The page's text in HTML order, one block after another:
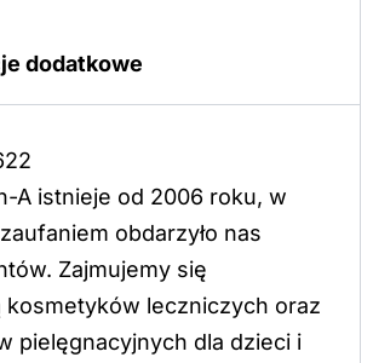
dodatkowe
A istnieje od 2006 roku, w
obdarzyło nas
Zajmujemy się
kosmetyków leczniczych oraz
pielęgnacyjnych dla dzieci i